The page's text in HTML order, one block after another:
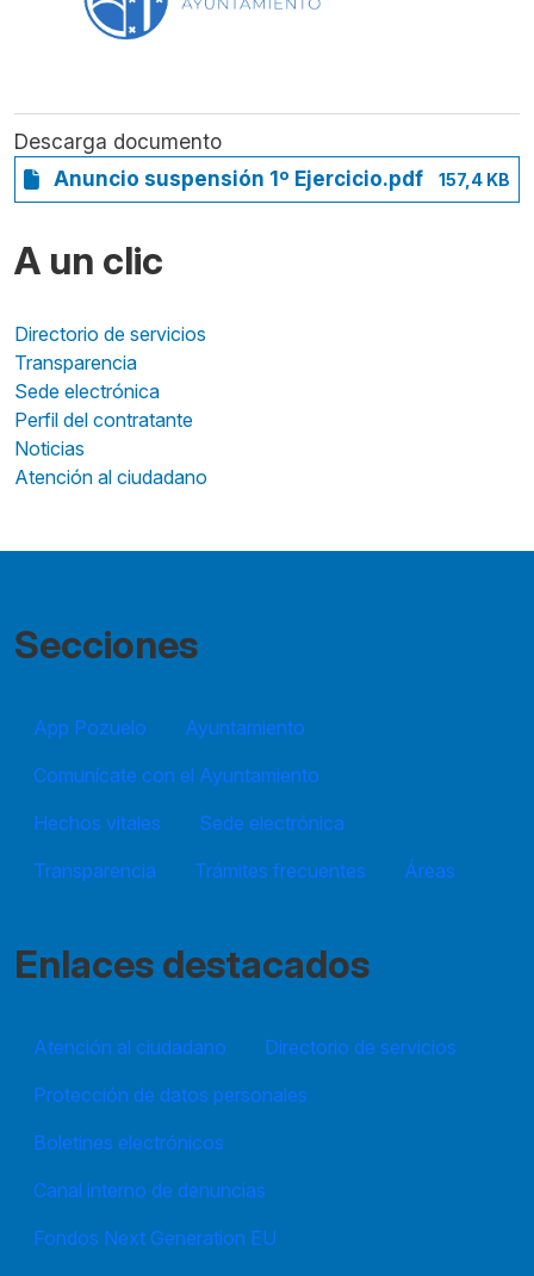
Descarga documento
Anuncio suspensión 1º Ejercicio.pdf
157,4 KB
A un clic
Directorio de servicios
Transparencia
Sede electrónica
Perfil del contratante
Noticias
Atención al ciudadano
Secciones
App Pozuelo
Ayuntamiento
Comunícate con el Ayuntamiento
Hechos vitales
Sede electrónica
Transparencia
Trámites frecuentes Áreas
Enlaces destacados
Atención al ciudadano
Directorio de servicios
Protección de datos personales
Boletines electrónicos
Canal interno de denuncias
Fondos Next Generation EU